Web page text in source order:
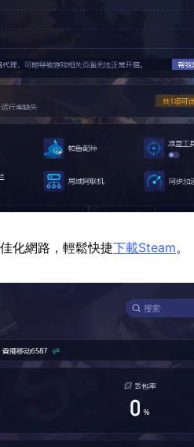
化網路，輕鬆快捷下載Steam。